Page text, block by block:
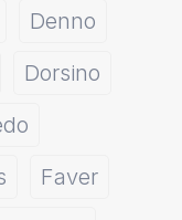
Denno
Dorsino
Faver